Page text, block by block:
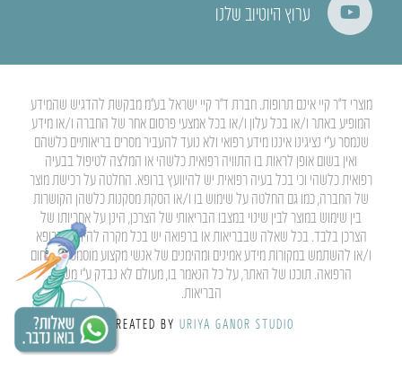
ערוץ היוטיוב שלנו
מוצרי ד”ר קיי אינם תרופות. חברת ד”ר קיי ישראל בע”מ מבקשת להדגיש שהמידע
המופיע באתר ו/או בכל עלון ו/או בכל אמצעי פרסום אחר של החברה ו/או מידע
שנמסר ע”י נציגינו איננו מידע רפואי ולא נועד להעביר מסרים בריאותיים כלשהם
ואין בשום אופן לראות בו התוויה רפואית כלשהי או המלצה לטיפול בבעיה
רפואית כלשהי וכי בכל בעיה רפואית יש להיוועץ ברופא. החלטה על רכישת מוצר
של החברה, כמו גם החלטה על שימוש בו ו/או הסקת מסקנות כלשהן הקושרות
בין שימוש במוצר לבין שינוי במצבו הבריאותי של הצרכן, הינן על אחריותו של
הצרכן בלבד. בכל שאלה שבבריאות או ברפואה יש בכל מקרה להיוועץ ברופא
ו/או להשתמש במקורות מידע אמינים ומהימנים של אנשי מקצוע מוסמכים בתחום
הרפואה. תוכנו של האתר, על כל הנאמר בו, מעולם לא נבדק ע”י משרד
הבריאות.
CREATED BY URIYA GANOR STUDIO